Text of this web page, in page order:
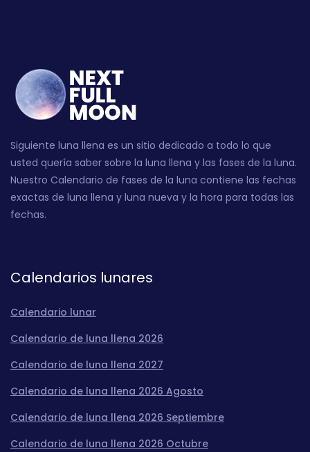
Siguiente luna llena es un sitio dedicado a todo lo que
usted quería saber sobre la luna llena y las fases de la luna.
Nuestro Calendario de fases de la luna contiene las fechas
exactas de luna llena y luna nueva y la hora para todas las
fechas.
Calendarios lunares
Calendario lunar
Calendario de luna llena 2026
Calendario de luna llena 2027
Calendario de luna llena 2026 Agosto
Calendario de luna llena 2026 Septiembre
Calendario de luna llena 2026 Octubre